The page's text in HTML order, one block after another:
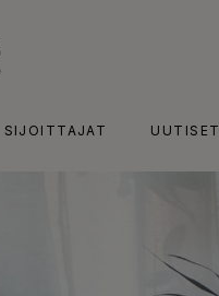
SIJOITTAJAT UUTISET